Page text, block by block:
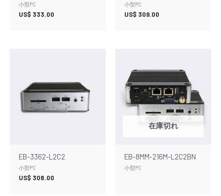
小型PC
US$ 333.00
小型PC
US$ 309.00
EB-3362-L2C2
小型PC
US$ 308.00
在庫切れ
EB-8MM-216M-L2C2BN
小型PC